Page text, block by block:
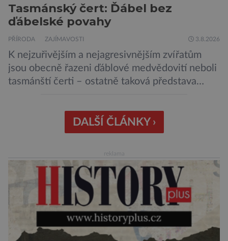
Tasmánský čert: Ďábel bez
ďábelské povahy
PŘÍRODA ZAJÍMAVOSTI 3.8.2026
K nejzuřivějším a nejagresivnějším zvířatům
jsou obecně řazeni ďáblové medvědovití neboli
tasmánští čerti – ostatně taková představa
ostrově Tasmánie, si však takovou nálepku
vůbec nezaslouží. Fakticky se totiž spíše než o
plaché živočichy. Velikostně […]
DALŠÍ ČLÁNKY ›